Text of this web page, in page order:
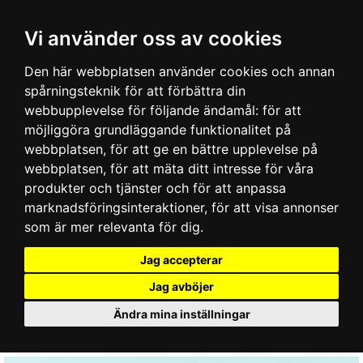
Vi använder oss av cookies
Den här webbplatsen använder cookies och annan
spårningsteknik för att förbättra din
webbupplevelse för följande ändamål: för att
möjliggöra grundläggande funktionalitet på
webbplatsen, för att ge en bättre upplevelse på
webbplatsen, för att mäta ditt intresse för våra
produkter och tjänster och för att anpassa
marknadsföringsinteraktioner, för att visa annonser
som är mer relevanta för dig.
Jag accepterar
Jag avböjer
Ändra mina inställningar